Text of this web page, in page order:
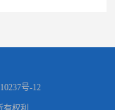
号-12